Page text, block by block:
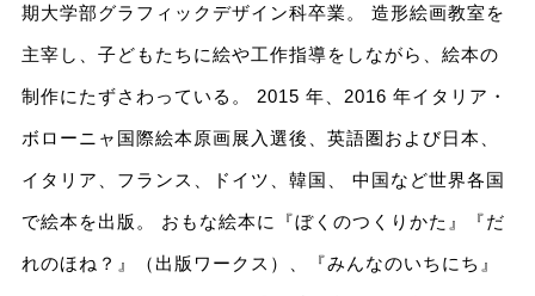
期大学部グラフィックデザイン科卒業。 造形絵画教室を
主宰し、子どもたちに絵や工作指導をしながら、絵本の
制作にたずさわっている。 2015 年、2016 年イタリア・
ボローニャ国際絵本原画展入選後、英語圏および日本、
イタリア、フランス、ドイツ、韓国、 中国など世界各国
で絵本を出版。 おもな絵本に『ぼくのつくりかた』『だ
れのほね？』（出版ワークス）、『みんなのいちにち』